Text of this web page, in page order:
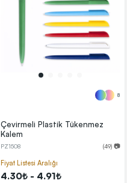
8
Çevirmeli Plastik Tükenmez
Kalem
PZ1508 (49) 📷
Fiyat Listesi Aralığı
4.30₺ - 4.91₺